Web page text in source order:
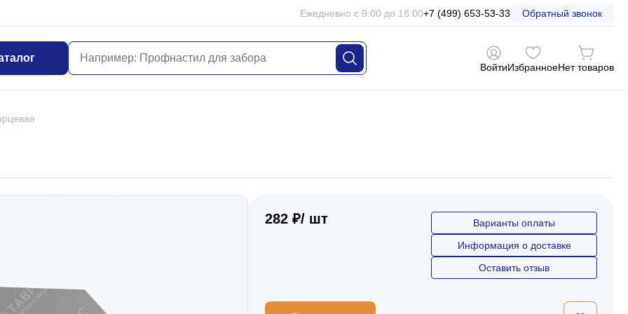
Ежедневно с 9:00 до 18:00+7 (499) 653-53-33 Обратный звонок
ВойтиИзбранноеНет товаров
282 ₽/ шт
Варианты оплаты
Информация о доставке
Оставить отзыв